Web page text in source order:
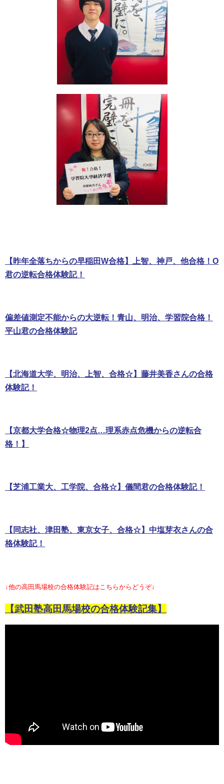
【昨年全落ちからの早稲田W合格】上智、神戸、他合格！O
君の逆転合格体験記！
偏差値測定不能からの大逆転！青山、明治、学習院合格！
平山君の合格体験記
【北海道大学、明治、上智、合格☆】藤井美香さんの合格
体験記！
【京都大学合格☆物理2点…理系赤点危機からの逆転合
格！】
【芝浦工業大、工学院、合格☆】儀間君の合格体験記！
【同志社、津田塾、東京女子、合格☆】中塩芽衣さんの合
格体験記！
↓他の高田馬場校の合格体験記はこちらからどうぞ↓
【武田塾高田馬場校の合格体験記集】